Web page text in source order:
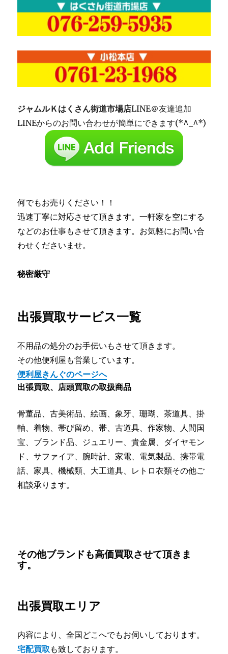
ジャムルＫはくさん街道市場店LINE＠友達追加
LINEからのお問い合わせが簡単にできます(*^_^*)
何でもお売りください！！
迅速丁寧に対応させて頂きます。一軒家を空にする
などのお仕事もさせて頂きます。お気軽にお問い合
わせくださいませ。
秘密厳守
出張買取サービス一覧
不用品の処分のお手伝いもさせて頂きます。
その他便利屋も営業しています。
便利屋きんぐのページへ
出張買取、店頭買取の取扱商品
骨董品、古美術品、絵画、象牙、珊瑚、茶道具、掛
軸、着物、帯び留め、帯、古道具、作家物、人間国
宝、ブランド品、ジュエリー、貴金属、ダイヤモン
ド、サファイア、腕時計、家電、電気製品、携帯電
話、家具、機械類、大工道具、レトロ衣類その他ご
相談承ります。
その他ブランドも高価買取させて頂きま
す。
出張買取エリア
内容により、全国どこへでもお伺いしております。
宅配買取 も致しております。